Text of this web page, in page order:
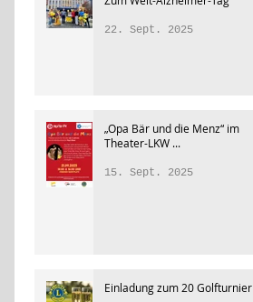
22. Sept. 2025
„Opa Bär und die Menz“ im
Theater-LKW ...
15. Sept. 2025
Einladung zum 20 Golfturnier